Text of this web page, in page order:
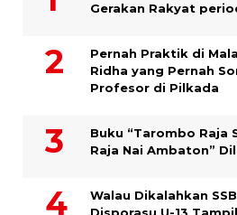
Gerakan Rakyat
Pernah Praktik di
Ridha yang Pernah
Profesor di Pilkada
Buku “Tarombo Raja
Raja Nai Ambaton”
Walau Dikalahkan